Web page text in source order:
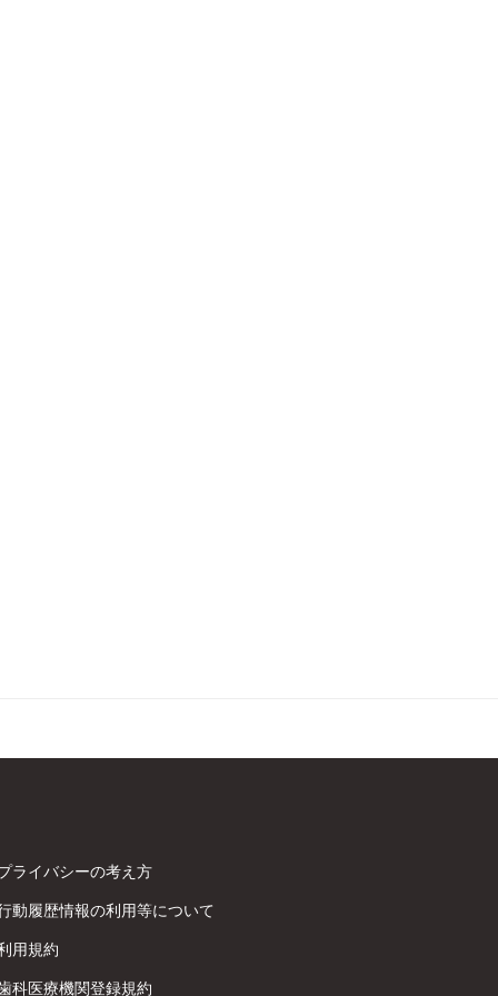
ライバシーの考え方
動履歴情報の利用等について
用規約
科医療機関登録規約